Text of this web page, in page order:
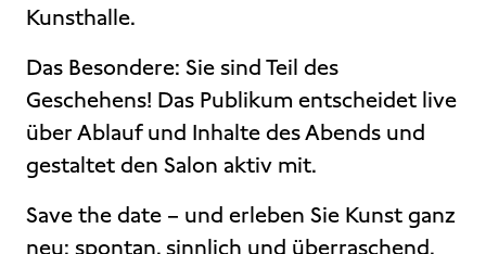
Kunsthalle.
Das Besondere: Sie sind Teil des
Geschehens! Das Publikum entscheidet live
über Ablauf und Inhalte des Abends und
gestaltet den Salon aktiv mit.
Save the date – und erleben Sie Kunst ganz
neu: spontan, sinnlich und überraschend.